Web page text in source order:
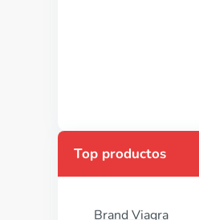
Top productos
Brand Viagra